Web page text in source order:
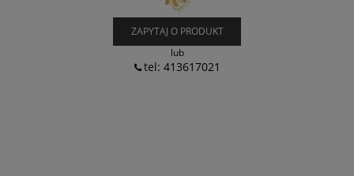
ZAPYTAJ O PRODUKT
lub
tel: 413617021